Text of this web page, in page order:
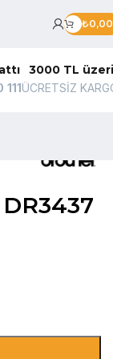
₺0,00
3000 TL üzeri
ÜCRETSİZ